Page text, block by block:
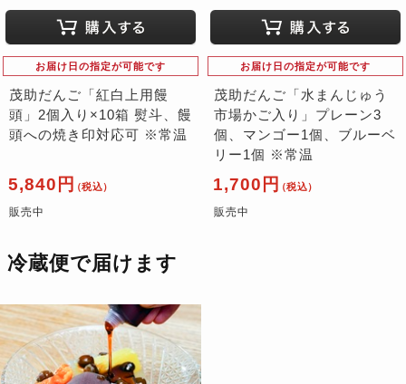
お届け日の指定が可能です
茂助だんご「紅白上用饅
頭」2個入り×10箱 熨斗、饅
頭への焼き印対応可 ※常温
5,840円 （税込）
販売中
お届け日の指定が可能です
茂助だんご「水まんじゅう
市場かご入り」プレーン3
個、マンゴー1個、ブルーベ
リー1個 ※常温
1,700円 （税込）
販売中
冷蔵便で届けます